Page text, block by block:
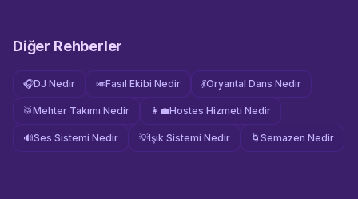
Diğer Rehberler
🎧DJ Nedir 🎺Fasıl Ekibi Nedir 💃Oryantal Dans Nedir
🥁Mehter Takımı Nedir 👩‍💼Hostes Hizmeti Nedir
🔊Ses Sistemi Nedir 💡Işık Sistemi Nedir 🌀 Semazen Nedir